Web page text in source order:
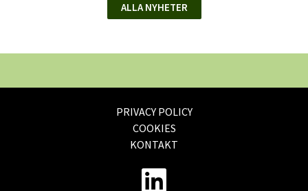
ALLA NYHETER
PRIVACY POLICY
COOKIES
KONTAKT